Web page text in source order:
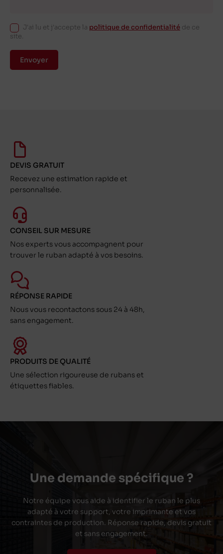
J'ai lu et j'accepte la politique de confidentialité de ce
site.
Envoyer
DEVIS GRATUIT
Recevez une estimation rapide et
personnalisée.
CONSEIL SUR MESURE
Nos experts vous accompagnent pour
trouver le ruban adapté à vos besoins.
RÉPONSE RAPIDE
Nous vous recontactons sous 24 à 48h,
sans engagement.
PRODUITS DE QUALITÉ
Une sélection rigoureuse de rubans et
étiquettes fiables.
Une demande spécifique ?
Notre équipe vous aide à identifier le ruban le plus
adapté à votre support, votre imprimante et vos
contraintes de production. Réponse rapide, devis gratuit
et sans engagement.